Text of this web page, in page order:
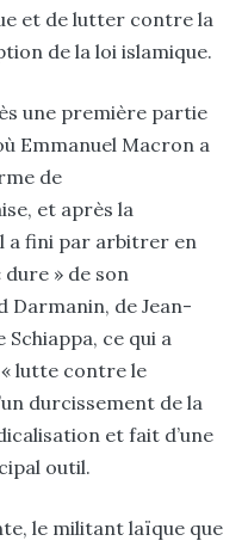
et de lutter contre la
de la loi islamique.
une première partie
Emmanuel Macron a
de
et après la
a fini par arbitrer en
» de son
Darmanin, de Jean-
ce qui a
lutte contre le
durcissement de la
et fait d’une
outil.
le militant laïque que